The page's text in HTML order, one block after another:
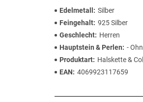
Edelmetall
Silber
Feingehalt 925 Silber
Geschlecht
Herren
Hauptstein & Perlen
-
Produktart
Halskette &
EAN
4069923117659